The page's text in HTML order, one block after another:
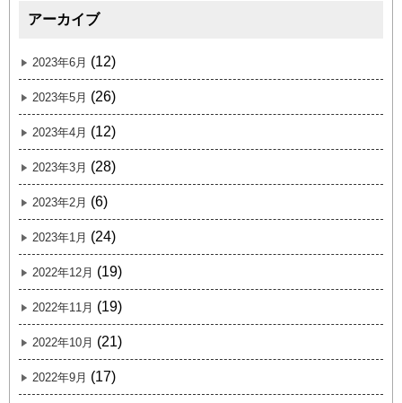
アーカイブ
2023年6月 (12)
2023年5月 (26)
2023年4月 (12)
2023年3月 (28)
2023年2月 (6)
2023年1月 (24)
2022年12月 (19)
2022年11月 (19)
2022年10月 (21)
2022年9月 (17)